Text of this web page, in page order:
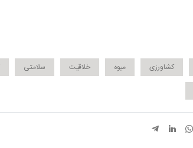
کشاورزی میوه خلاقیت سلامتی